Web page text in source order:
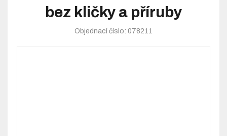
bez kličky a příruby
Objednací číslo: 078211